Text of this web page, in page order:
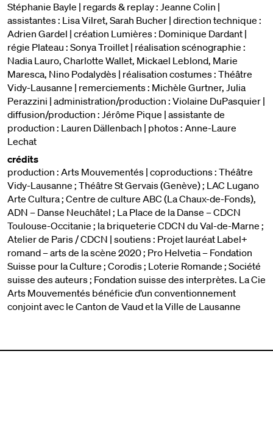
Stéphanie Bayle | regards & replay : Jeanne Colin |
assistantes : Lisa Vilret, Sarah Bucher | direction technique :
Adrien Gardel | création Lumières : Dominique Dardant |
régie Plateau : Sonya Troillet | réalisation scénographie :
Nadia Lauro, Charlotte Wallet, Mickael Leblond, Marie
Maresca, Nino Podalydès | réalisation costumes : Théâtre
Vidy-Lausanne | remerciements : Michèle Gurtner, Julia
Perazzini | administration/production : Violaine DuPasquier |
diffusion/production : Jérôme Pique | assistante de
production : Lauren Dällenbach | photos : Anne-Laure
Lechat
crédits
production : Arts Mouvementés | coproductions : Théâtre
Vidy-Lausanne ; Théâtre St Gervais (Genève) ; LAC Lugano
Arte Cultura ; Centre de culture ABC (La Chaux-de-Fonds),
ADN – Danse Neuchâtel ; La Place de la Danse – CDCN
Toulouse-Occitanie ; la briqueterie CDCN du Val-de-Marne ;
Atelier de Paris / CDCN | soutiens : Projet lauréat Label+
romand – arts de la scène 2020 ; Pro Helvetia – Fondation
Suisse pour la Culture ; Corodis ; Loterie Romande ; Société
suisse des auteurs ; Fondation suisse des interprètes. La Cie
Arts Mouvementés bénéficie d’un conventionnement
conjoint avec le Canton de Vaud et la Ville de Lausanne